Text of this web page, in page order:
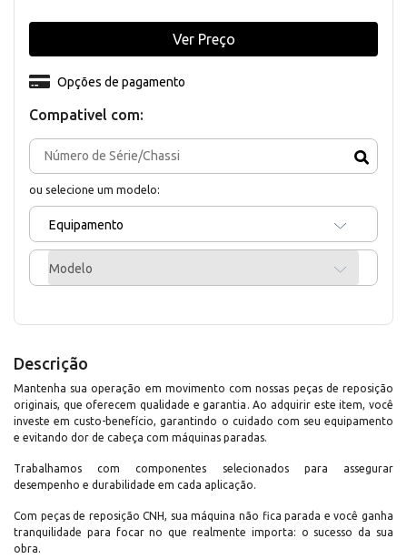
Compativel com:
ou selecione um modelo:
Equipamento
Modelo
Opções de pagamento
Ver Preço
Descrição
Mantenha sua operação em movimento com nossas peças de reposição
originais, que oferecem qualidade e garantia. Ao adquirir este item, você
investe em custo-benefício, garantindo o cuidado com seu equipamento
e evitando dor de cabeça com máquinas paradas.
Trabalhamos com componentes selecionados para assegurar
desempenho e durabilidade em cada aplicação.
Com peças de reposição CNH, sua máquina não fica parada e você ganha
tranquilidade para focar no que realmente importa: o sucesso da sua
obra.